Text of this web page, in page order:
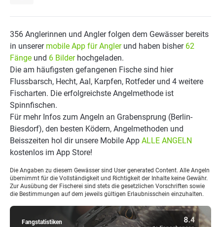
Fangstatistiken
356 Anglerinnen und Angler folgen dem Gewässer bereits
in unserer mobile App für Anglerund haben bisher 62
Fänge und 6 Bilderhochgeladen.
Die am häufigsten gefangenen Fische sind hier
Flussbarsch, Hecht, Aal, Karpfen, Rotfeder und 4 weitere
Fischarten. Die erfolgreichste Angelmethode ist
Spinnfischen.
Für mehr Infos zum Angeln an Grabensprung (Berlin-
Biesdorf), den besten Ködern, Angelmethoden und
Beisszeiten hol dir unsere Mobile App ALLE ANGELN
kostenlos im App Store!
Die Angaben zu diesem Gewässer sind User generated Content. Alle Angeln
übernimmt für die Vollständigkeit und Richtigkeit der Inhalte keine Gewähr.
Zur Ausübung der Fischerei sind stets die gesetzlichen Vorschriften sowie
die Bestimmungen auf dem jeweils gültigen Erlaubnisschein einzuhalten.